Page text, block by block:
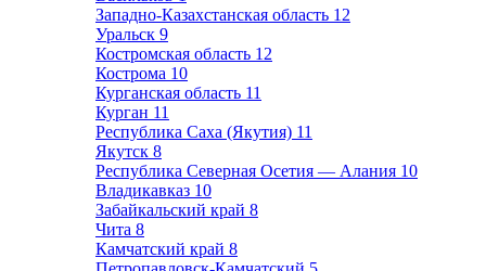
Западно-Казахстанская область 12
Уральск 9
Костромская область 12
Кострома 10
Курганская область 11
Курган 11
Республика Саха (Якутия) 11
Якутск 8
Республика Северная Осетия — Алания 10
Владикавказ 10
Забайкальский край 8
Чита 8
Камчатский край 8